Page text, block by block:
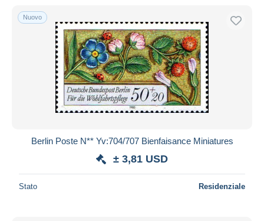
Nuovo
Berlin Poste N** Yv:704/707 Bienfaisance Miniatures
± 3,81 USD
Stato Residenziale